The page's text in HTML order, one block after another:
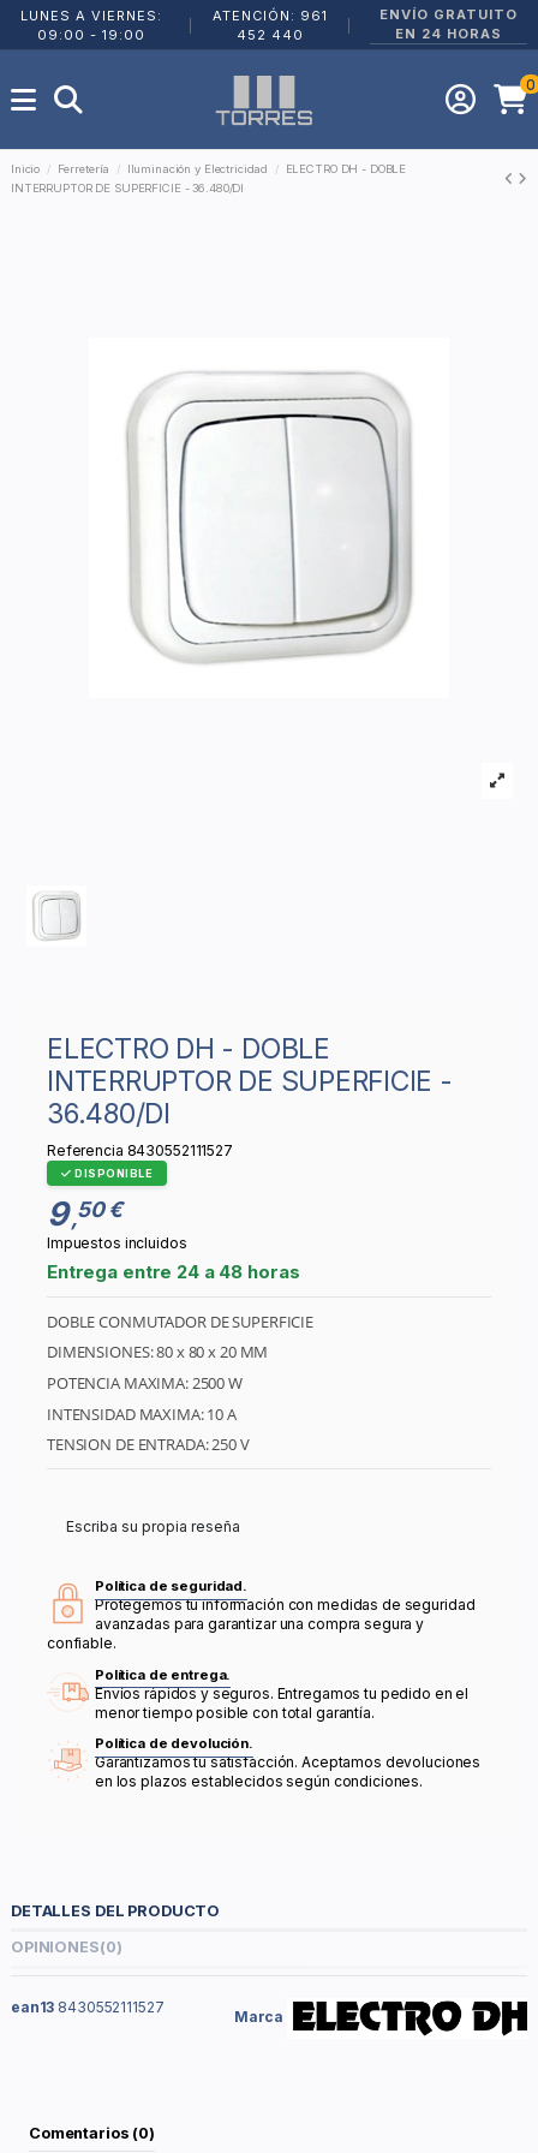
LUNES A VIERNES:
09:00 - 19:00
ATENCIÓN: 961
452 440
ENVÍO GRATUITO
EN 24 HORAS
0
Inicio Ferretería Iluminación y Electricidad
ELECTRO DH - DOBLE
INTERRUPTOR DE SUPERFICIE - 36.480/DI
ELECTRO DH - DOBLE
INTERRUPTOR DE SUPERFICIE -
36.480/DI
Referencia 8430552111527
DISPONIBLE
9,50 €
Impuestos incluidos
Entrega entre 24 a 48 horas
DOBLE CONMUTADOR DE SUPERFICIE
DIMENSIONES: 80 x 80 x 20 MM
POTENCIA MAXIMA: 2500 W
INTENSIDAD MAXIMA: 10 A
TENSION DE ENTRADA: 250 V
Escriba su propia reseña
Política de seguridad.
Protegemos tu información con medidas de seguridad
avanzadas para garantizar una compra segura y
confiable.
Política de entrega.
Envíos rápidos y seguros. Entregamos tu pedido en el
menor tiempo posible con total garantía.
Política de devolución.
Garantizamos tu satisfacción. Aceptamos devoluciones
en los plazos establecidos según condiciones.
DETALLES DEL PRODUCTO
OPINIONES(0)
Marca
ean13 8430552111527
Comentarios (0)